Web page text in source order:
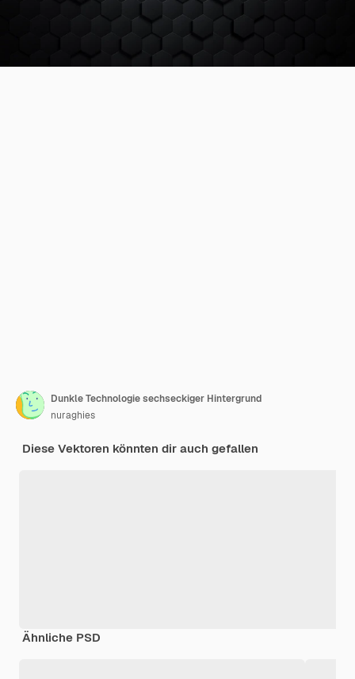
Dunkle Technologie sechseckiger Hintergrund
nuraghies
Diese Vektoren könnten dir auch gefallen
Ähnliche PSD